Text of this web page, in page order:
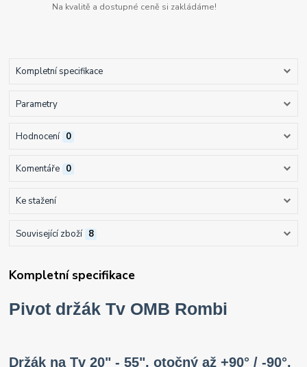
Na kvalitě a dostupné ceně si zakládáme!
Kompletní specifikace
Parametry
Hodnocení 0
Komentáře 0
Ke stažení
Související zboží 8
Kompletní specifikace
Pivot držák Tv OMB Rombi
Držák na Tv 20" - 55", otočný až +90° / -90°,